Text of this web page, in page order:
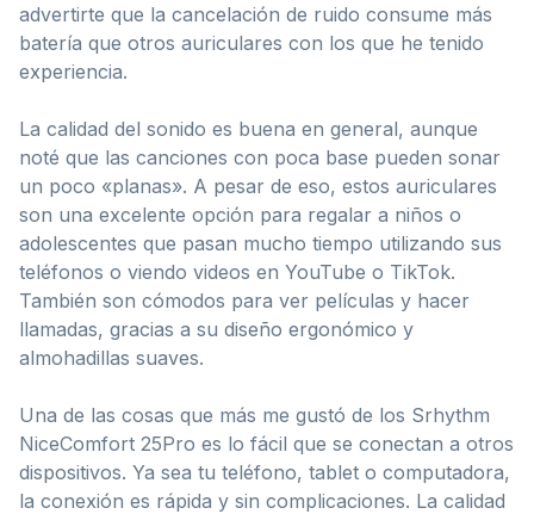
advertirte que la cancelación de ruido consume más
batería que otros auriculares con los que he tenido
experiencia.
La calidad del sonido es buena en general, aunque
noté que las canciones con poca base pueden sonar
un poco «planas». A pesar de eso, estos auriculares
son una excelente opción para regalar a niños o
adolescentes que pasan mucho tiempo utilizando sus
teléfonos o viendo videos en YouTube o TikTok.
También son cómodos para ver películas y hacer
llamadas, gracias a su diseño ergonómico y
almohadillas suaves.
Una de las cosas que más me gustó de los Srhythm
NiceComfort 25Pro es lo fácil que se conectan a otros
dispositivos. Ya sea tu teléfono, tablet o computadora,
la conexión es rápida y sin complicaciones. La calidad